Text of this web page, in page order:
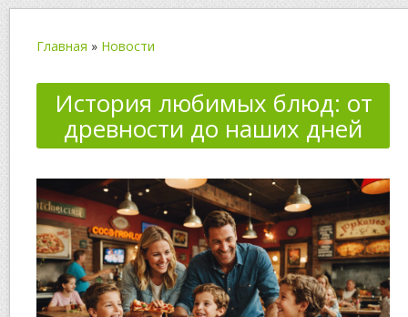
Главная » Новости
История любимых блюд: от
древности до наших дней